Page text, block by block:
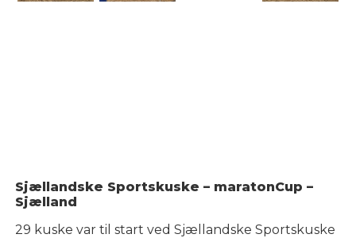
Sjællandske Sportskuske – maratonCup –
Sjælland
29 kuske var til start ved Sjællandske Sportskuske